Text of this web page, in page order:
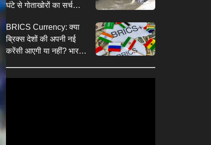
घंटे से गोताखोरों का सर्च
BRICS Currency: क्या
ब्रिक्स देशों की अपनी नई
करेंसी आएगी या नहीं? भारत ने